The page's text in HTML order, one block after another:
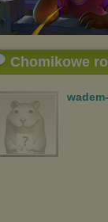
Chomikowe